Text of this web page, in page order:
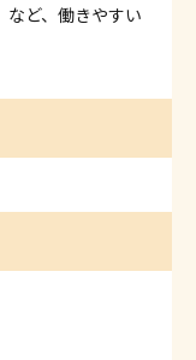
など、働きやすい